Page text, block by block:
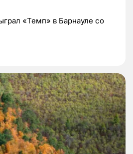
«Темп» в Барнауле со